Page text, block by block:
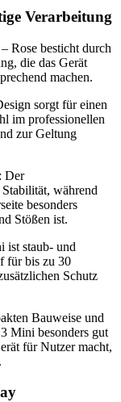
Verarbeitung
Rose besticht durch
die das Gerät
machen.
sorgt für einen
im professionellen
zur Geltung
Der
während
besonders
Stößen ist.
ist staub- und
für bis zu 30
Schutz
Bauweise und
Mini besonders gut
für Nutzer macht,